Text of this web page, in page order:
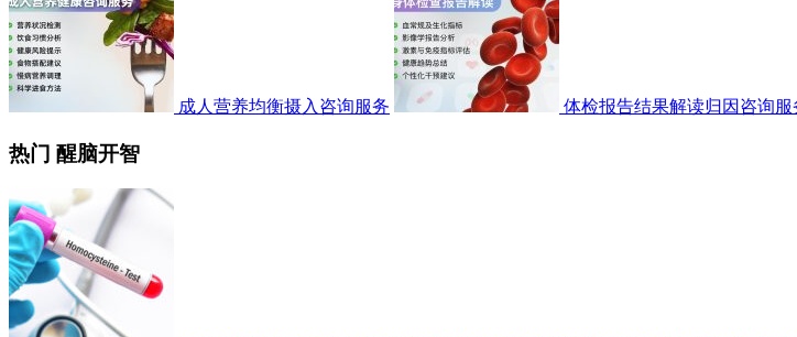
成人营养均衡摄入咨询服务 体检报告结果解读归因咨询服
热门 醒脑开智